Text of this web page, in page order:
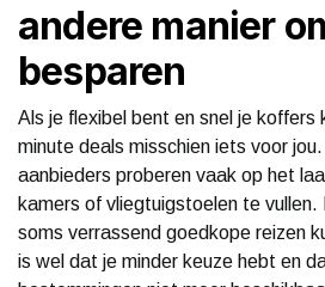
andere manier
besparen
Als je flexibel bent en snel je koffers
minute deals misschien iets voor
aanbieders proberen vaak op het
kamers of vliegtuigstoelen te
soms verrassend goedkope reizen
is wel dat je minder keuze hebt en